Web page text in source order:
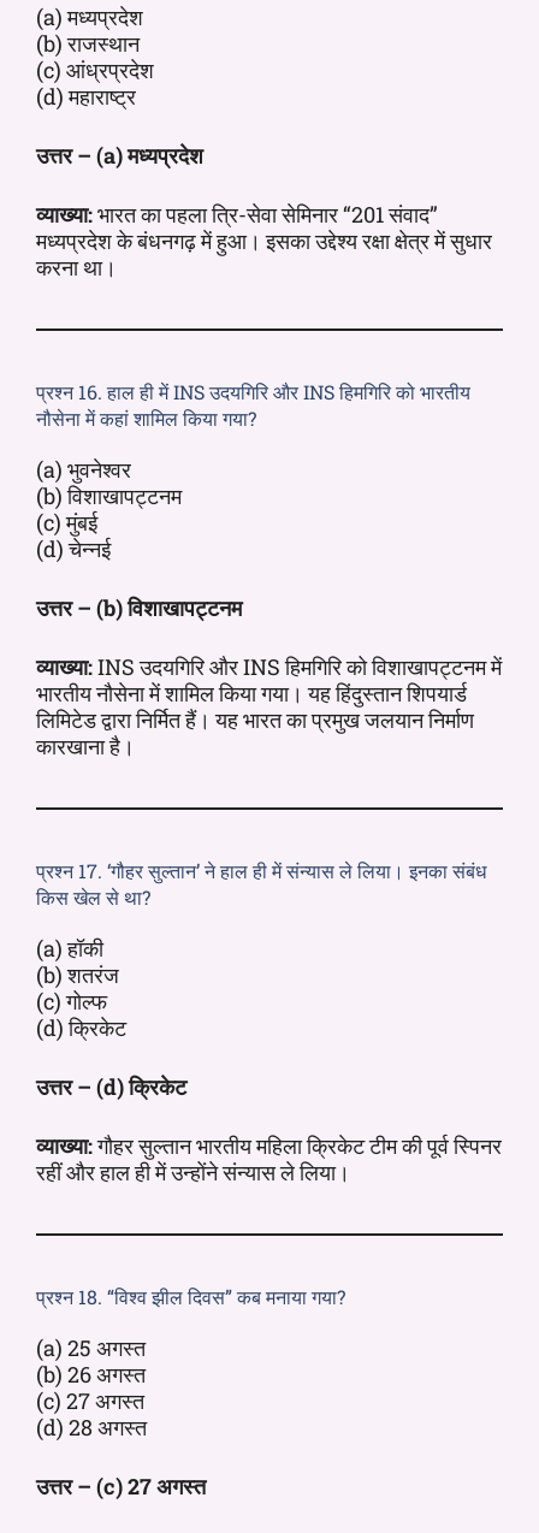
(a) मध्यप्रदेश
(b) राजस्थान
(c) आंध्रप्रदेश
(d) महाराष्ट्र
उत्तर – (a) मध्यप्रदेश
व्याख्या:भारत का पहला त्रि-सेवा सेमिनार “201 संवाद”
मध्यप्रदेश के बंधनगढ़ में हुआ। इसका उद्देश्य रक्षा क्षेत्र में सुधार
करना था।
प्रश्न 16. हाल ही में INS उदयगिरि और INS हिमगिरि को भारतीय
नौसेना में कहां शामिल किया गया?
(a) भुवनेश्वर
(b) विशाखापट्टनम
(c) मुंबई
(d) चेन्नई
उत्तर – (b) विशाखापट्टनम
व्याख्या:INS उदयगिरि और INS हिमगिरि को विशाखापट्टनम में
भारतीय नौसेना में शामिल किया गया। यह हिंदुस्तान शिपयार्ड
लिमिटेड द्वारा निर्मित हैं। यह भारत का प्रमुख जलयान निर्माण
कारखाना है।
प्रश्न 17. ‘गौहर सुल्तान’ ने हाल ही में संन्यास ले लिया। इनका संबंध
किस खेल से था?
(a) हॉकी
(b) शतरंज
(c) गोल्फ
(d) क्रिकेट
उत्तर – (d) क्रिकेट
व्याख्या:गौहर सुल्तान भारतीय महिला क्रिकेट टीम की पूर्व स्पिनर
रहीं और हाल ही में उन्होंने संन्यास ले लिया।
प्रश्न 18. “विश्व झील दिवस” कब मनाया गया?
(a) 25 अगस्त
(b) 26 अगस्त
(c) 27 अगस्त
(d) 28 अगस्त
उत्तर – (c) 27 अगस्त